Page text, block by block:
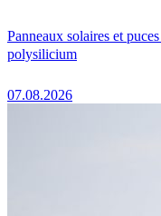
Panneaux solaires et
polysilicium
07.08.2026